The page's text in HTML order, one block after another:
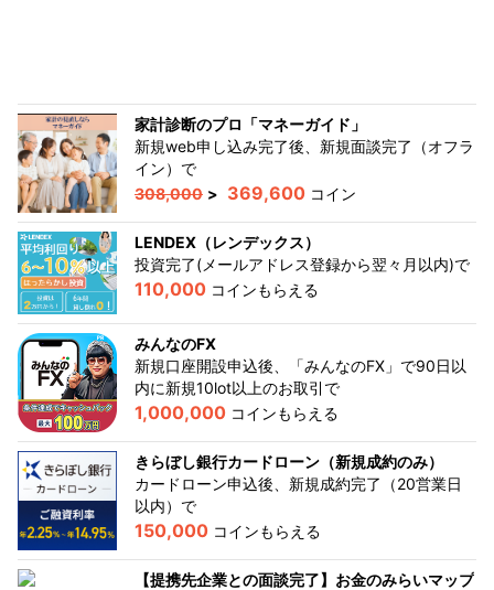
家計診断のプロ「マネーガイド」
新規web申し込み完了後、新規面談完了（オフラ
イン） で
308,000 > 369,600 コイン
LENDEX（レンデックス）
投資完了(メールアドレス登録から翌々月以内)で
110,000 コインもらえる
みんなのFX
新規口座開設申込後、「みんなのFX」で90日以
内に新規10lot以上のお取引 で
1,000,000 コインもらえる
きらぼし銀行カードローン（新規成約のみ）
カードローン申込後、新規成約完了（20営業日
以内） で
150,000 コインもらえる
【提携先企業との面談完了】お金のみらいマップ